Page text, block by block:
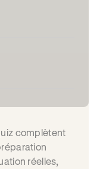
complètent
réelles,